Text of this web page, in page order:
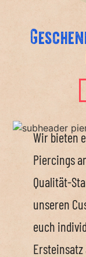
Wir bieten
Piercings
Qualität-
unseren
euch
Ersteinsatz